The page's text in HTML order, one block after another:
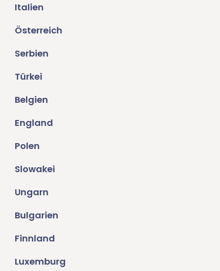
Italien
Österreich
Serbien
Türkei
Belgien
England
Polen
Slowakei
Ungarn
Bulgarien
Finnland
Luxemburg